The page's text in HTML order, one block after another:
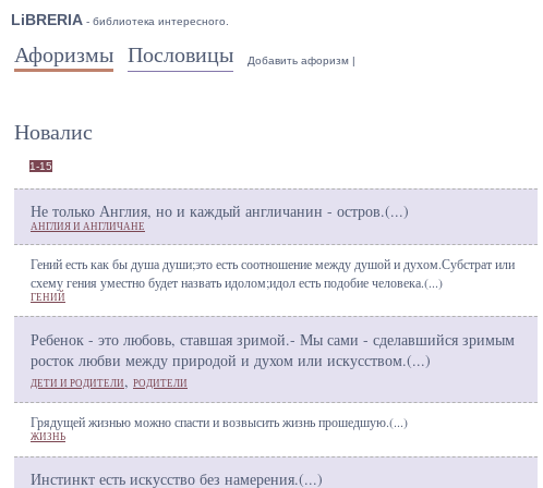
LiBRERIA - библиотека интересного.
Афоризмы Пословицы Добавить афоризм |
Новалис
1-15
Не только Англия, но и каждый англичанин - остров.(...)
АНГЛИЯ И АНГЛИЧАНЕ
Гений есть как бы душа души;это есть соотношение между душой и духом.Субстрат или
схему гения уместно будет назвать идолом;идол есть подобие человека.(...)
ГЕНИЙ
Ребенок - это любовь, ставшая зримой.- Мы сами - сделавшийся зримым
росток любви между природой и духом или искусством.(...)
ДЕТИ И РОДИТЕЛИ , РОДИТЕЛИ
Грядущей жизнью можно спасти и возвысить жизнь прошедшую.(...)
ЖИЗНЬ
Инстинкт есть искусство без намерения.(...)